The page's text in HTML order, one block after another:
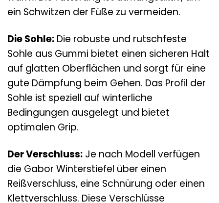
ein Schwitzen der Füße zu vermeiden.
Die Sohle: Die robuste und rutschfeste
Sohle aus Gummi bietet einen sicheren Halt
auf glatten Oberflächen und sorgt für eine
gute Dämpfung beim Gehen. Das Profil der
Sohle ist speziell auf winterliche
Bedingungen ausgelegt und bietet
optimalen Grip.
Der Verschluss: Je nach Modell verfügen
die Gabor Winterstiefel über einen
Reißverschluss, eine Schnürung oder einen
Klettverschluss. Diese Verschlüsse